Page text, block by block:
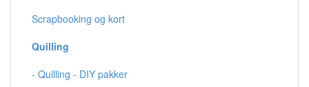
Scrapbooking og kort
Quilling
- Quilling - DIY pakker